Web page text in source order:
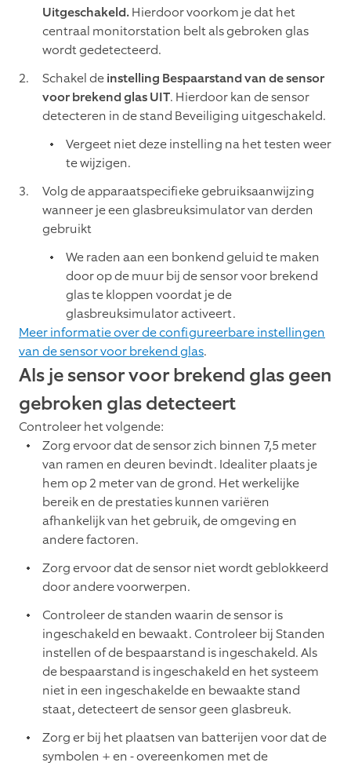
Uitgeschakeld.Hierdoor voorkom je dat het
centraal monitorstation belt als gebroken glas
wordt gedetecteerd.
Schakel deinstelling Bespaarstand van de sensor
voor brekend glas UIT. Hierdoor kan de sensor
detecteren in de stand Beveiliging uitgeschakeld.
Vergeet niet deze instelling na het testen weer
te wijzigen.
Volg de apparaatspecifieke gebruiksaanwijzing
wanneer je een glasbreuksimulator van derden
gebruikt
We raden aan een bonkend geluid te maken
door op de muur bij de sensor voor brekend
glas te kloppen voordat je de
glasbreuksimulator activeert.
Meer informatie over de configureerbare instellingen
van de sensor voor brekend glas.
Als je sensor voor brekend glas geen
gebroken glas detecteert
Controleer het volgende:
Zorg ervoor dat de sensor zich binnen 7,5 meter
van ramen en deuren bevindt. Idealiter plaats je
hem op 2 meter van de grond. Het werkelijke
bereik en de prestaties kunnen variëren
afhankelijk van het gebruik, de omgeving en
andere factoren.
Zorg ervoor dat de sensor niet wordt geblokkeerd
door andere voorwerpen.
Controleer de standen waarin de sensor is
ingeschakeld en bewaakt. Controleer bij Standen
instellen of de bespaarstand is ingeschakeld. Als
de bespaarstand is ingeschakeld en het systeem
niet in een ingeschakelde en bewaakte stand
staat, detecteert de sensor geen glasbreuk.
Zorg er bij het plaatsen van batterijen voor dat de
symbolen + en - overeenkomen met de